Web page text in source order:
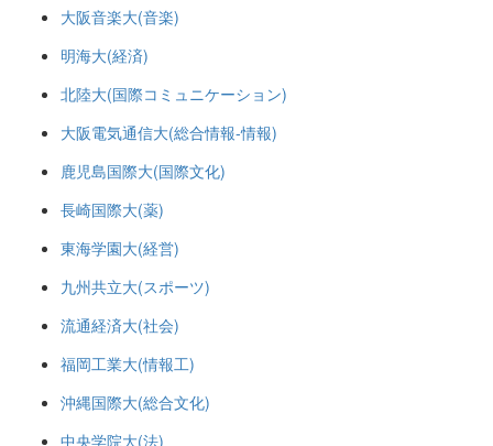
大阪音楽大(音楽)
明海大(経済)
北陸大(国際コミュニケーション)
大阪電気通信大(総合情報-情報)
鹿児島国際大(国際文化)
長崎国際大(薬)
東海学園大(経営)
九州共立大(スポーツ)
流通経済大(社会)
福岡工業大(情報工)
沖縄国際大(総合文化)
中央学院大(法)